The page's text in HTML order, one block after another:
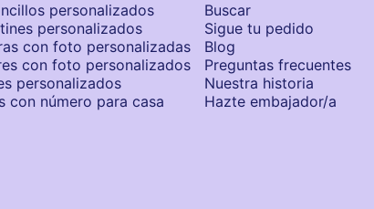
personalizados​
personalizados
con foto personalizadas
con foto personalizados
personalizados
con número para casa
Buscar
Sigue tu pedido
Blog
Preguntas frecuentes
Nuestra historia
Hazte embajador/a